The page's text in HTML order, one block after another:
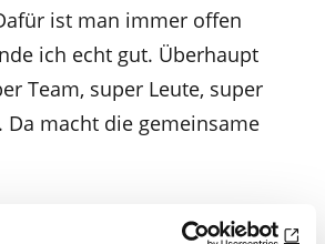
ist man immer offen
ich echt gut. Überhaupt
Team, super Leute, super
Da macht die gemeinsame